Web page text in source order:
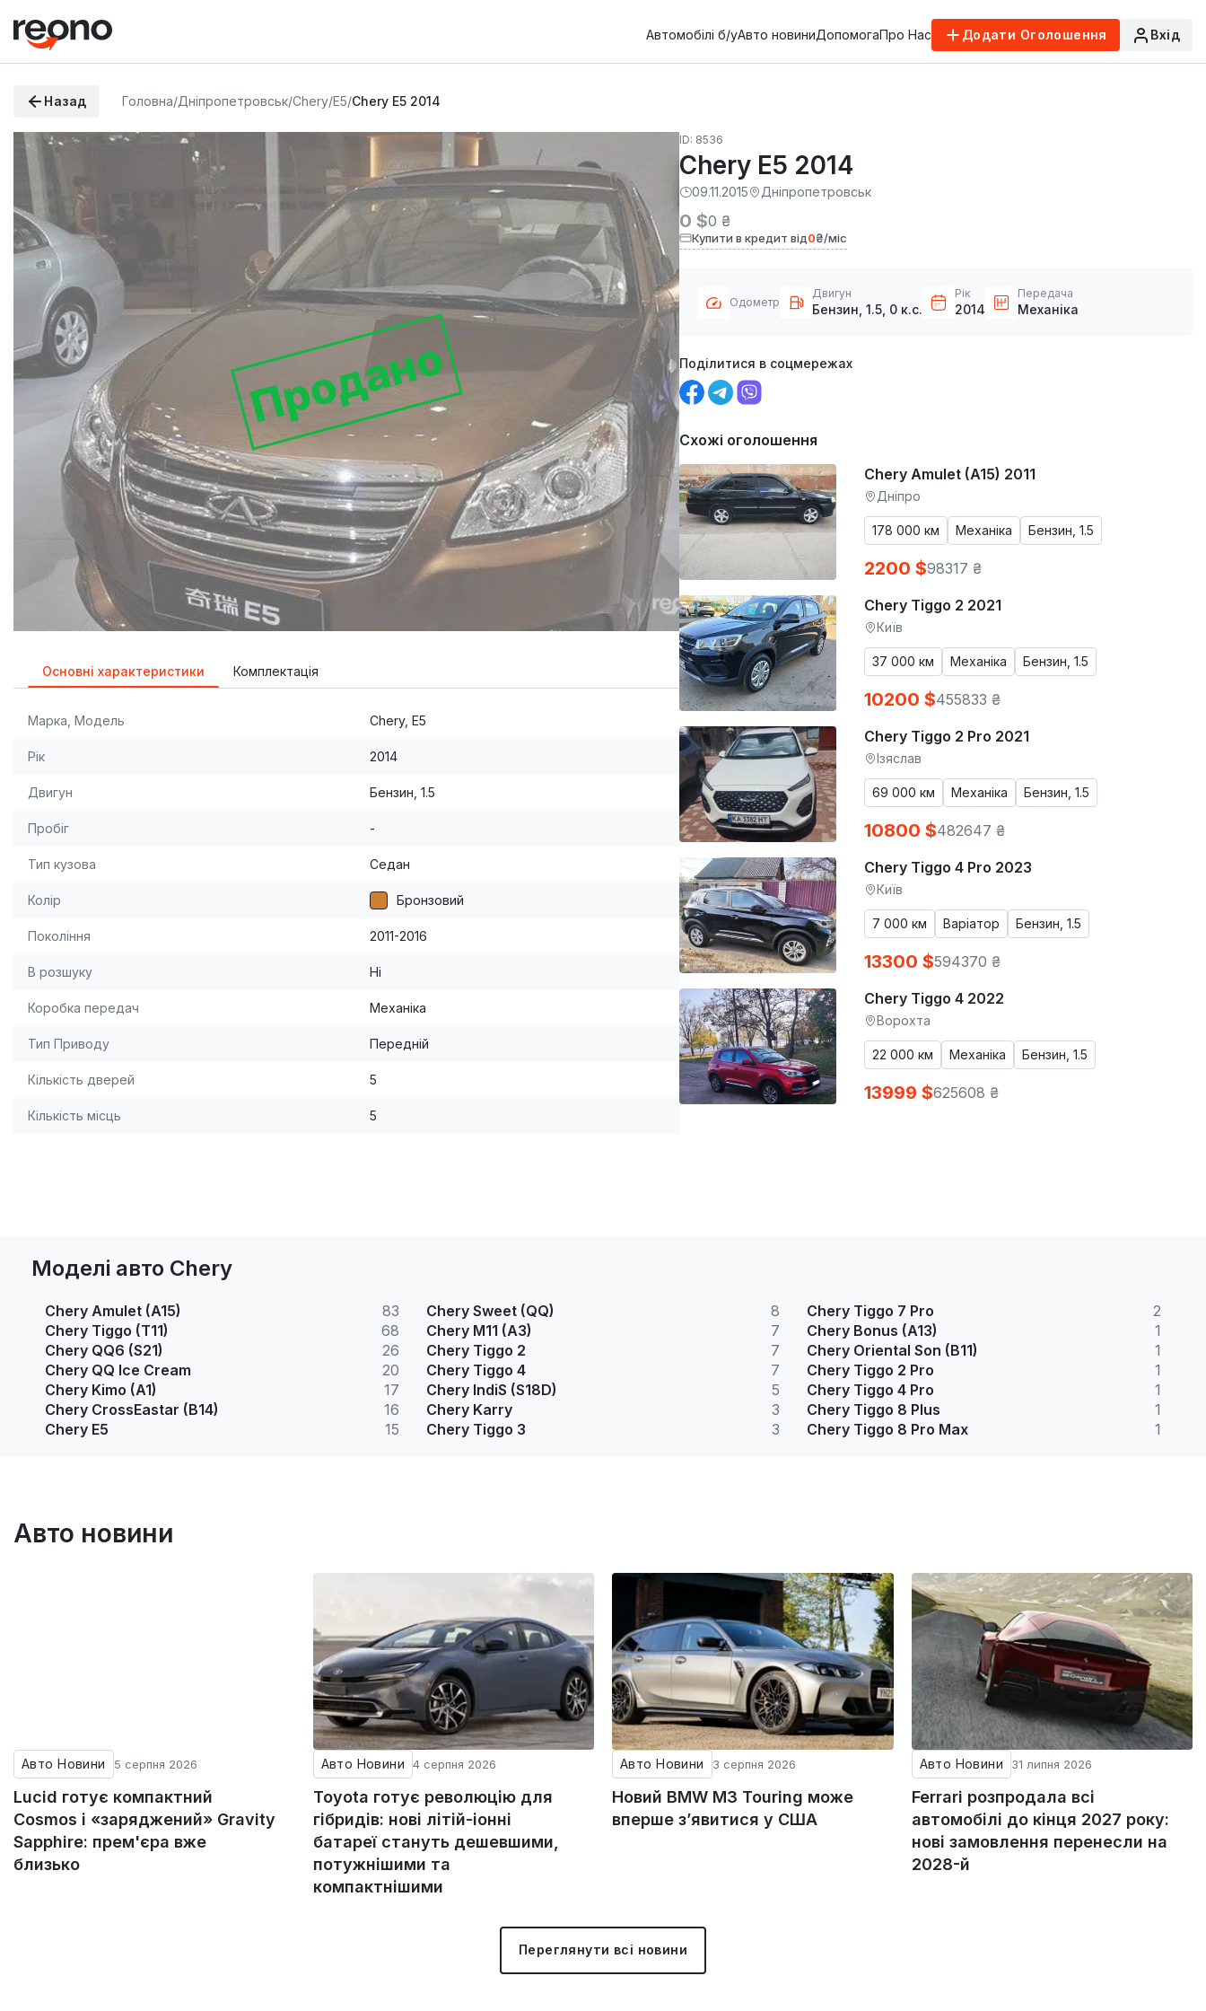
Автомобілі б/уАвто новиниДопомогаПро Нас Додати Оголошення Вхід
Назад Головна/Дніпропетровськ/Chery/E5/Chery E5 2014
Продано
Основні характеристики Комплектація
Марка, Модель Chery, E5
Рік 2014
Двигун Бензин, 1.5
Пробіг -
Тип кузова Седан
Колір Бронзовий
Покоління 2011-2016
В розшуку Ні
Коробка передач Механіка
Тип Приводу Передній
Кількість дверей 5
Кількість місць 5
ID: 8536
Chery E5 2014
09.11.2015 Дніпропетровськ
0 $0 ₴
Купити в кредит від0₴/міс
Одометр
Двигун
Бензин, 1.5, 0 к.с.
Рік
2014
Передача
Механіка
Поділитися в соцмережах
Схожі оголошення
Chery Amulet (A15) 2011
Дніпро
178 000 км Механіка Бензин, 1.5
2200 $98317 ₴
Chery Tiggo 2 2021
Київ
37 000 км Механіка Бензин, 1.5
10200 $455833 ₴
Chery Tiggo 2 Pro 2021
Ізяслав
69 000 км Механіка Бензин, 1.5
10800 $482647 ₴
Chery Tiggo 4 Pro 2023
Київ
7 000 км Варіатор Бензин, 1.5
13300 $594370 ₴
Chery Tiggo 4 2022
Ворохта
22 000 км Механіка Бензин, 1.5
13999 $625608 ₴
Моделі авто Chery
Chery Amulet (A15)
83
Chery Tiggo (T11)
68
Chery QQ6 (S21)
26
Chery QQ Ice Cream
20
Chery Kimo (A1)
17
Chery CrossEastar (B14)
16
Chery E5
15
Chery Sweet (QQ)
8
Chery M11 (A3)
7
Chery Tiggo 2
7
Chery Tiggo 4
7
Chery IndiS (S18D)
5
Chery Karry
3
Chery Tiggo 3
3
Chery Tiggo 7 Pro
2
Chery Bonus (A13)
1
Chery Oriental Son (B11)
1
Chery Tiggo 2 Pro
1
Chery Tiggo 4 Pro
1
Chery Tiggo 8 Plus
1
Chery Tiggo 8 Pro Max
1
Авто новини
Авто Новини 5 серпня 2026
Lucid готує компактний
Cosmos і «заряджений» Gravity
Sapphire: прем'єра вже
близько
Авто Новини 4 серпня 2026
Toyota готує революцію для
гібридів: нові літій-іонні
батареї стануть дешевшими,
потужнішими та
компактнішими
Авто Новини 3 серпня 2026
Новий BMW M3 Touring може
вперше з’явитися у США
Авто Новини 31 липня 2026
Ferrari розпродала всі
автомобілі до кінця 2027 року:
нові замовлення перенесли на
2028-й
Переглянути всі новини